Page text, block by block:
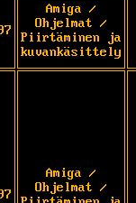
Amiga /
Ohjelmat /
Piirtäminen ja
kuvankäsittely
Amiga /
Ohjelmat /